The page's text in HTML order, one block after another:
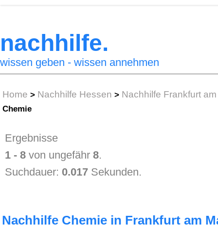
nachhilfe.
wissen geben - wissen annehmen
Home > Nachhilfe Hessen > Nachhilfe Frankfurt
Chemie
Ergebnisse
1 - 8 von ungefähr8.
Suchdauer: 0.017 Sekunden.
Nachhilfe Chemie in Frankfurt am